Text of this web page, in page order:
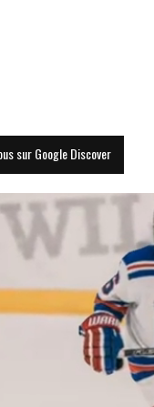
sur Google Discover